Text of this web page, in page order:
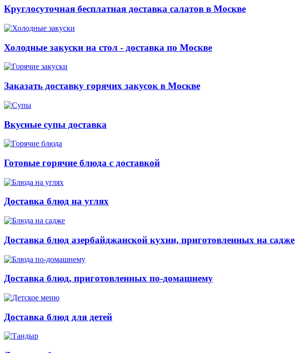
Круглосуточная бесплатная доставка салатов в Москве
Холодные закуски на стол - доставка по Москве
Заказать доставку горячих закусок в Москве
Вкусные супы доставка
Готовые горячие блюда с доставкой
Доставка блюд на углях
Доставка блюд азербайджанской кухни, приготовленных на садже
Доставка блюд, приготовленных по-домашнему
Доставка блюд для детей